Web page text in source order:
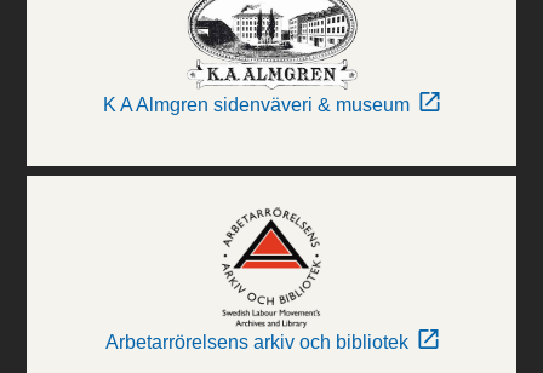
K A Almgren sidenväveri & museum
Arbetarrörelsens arkiv och bibliotek